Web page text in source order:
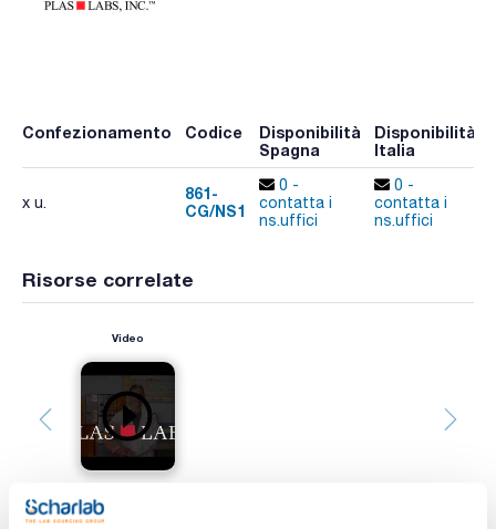
Confezionamento Codice
Disponibilità
Spagna
Disponibilità
Italia
x u.
861-
CG/NS1
0 -
contatta i
ns.uffici
0 -
contatta i
ns.uffici
Risorse correlate
Video